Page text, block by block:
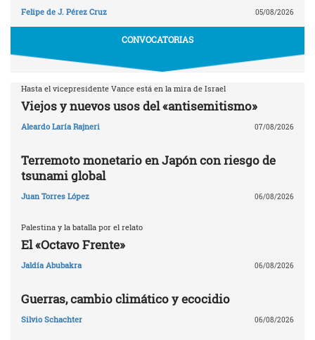
Felipe de J. Pérez Cruz 05/08/2026
CONVOCATORIAS
Hasta el vicepresidente Vance está en la mira de Israel
Viejos y nuevos usos del «antisemitismo»
Aleardo Laría Rajneri 07/08/2026
Terremoto monetario en Japón con riesgo de
tsunami global
Juan Torres López 06/08/2026
Palestina y la batalla por el relato
El «Octavo Frente»
Jaldía Abubakra 06/08/2026
Guerras, cambio climático y ecocidio
Silvio Schachter 06/08/2026